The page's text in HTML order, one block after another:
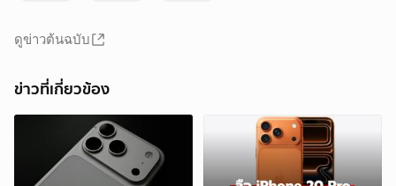
ดูข่าวต้นฉบับ
ข่าวที่เกี่ยวข้อง